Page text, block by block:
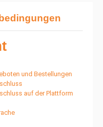
und Bestellungen
auf der Plattform